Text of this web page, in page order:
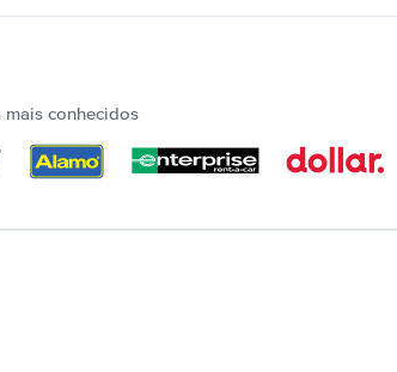
conhecidos